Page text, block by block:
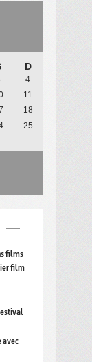
D
4
11
18
25
films
film
avec